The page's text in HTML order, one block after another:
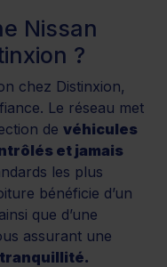
Nissan
?
chez Distinxion,
Le réseau met
de véhicules
et jamais
les plus
bénéficie d’un
que d’une
assurant une
tranquillité.